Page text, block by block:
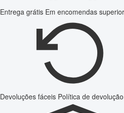
Entrega grátis Em encomendas
Devoluções fáceis Política de